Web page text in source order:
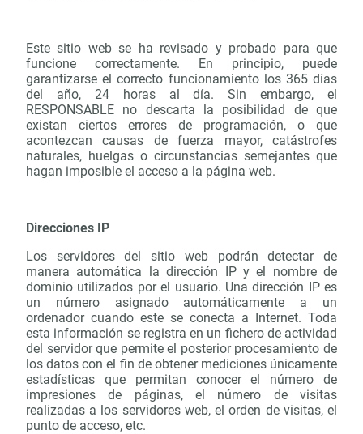
Este sitio web se ha revisado y probado para que
funcione correctamente. En principio, puede
garantizarse el correcto funcionamiento los 365 días
del año, 24 horas al día. Sin embargo, el
RESPONSABLE no descarta la posibilidad de que
existan ciertos errores de programación, o que
acontezcan causas de fuerza mayor, catástrofes
naturales, huelgas o circunstancias semejantes que
hagan imposible el acceso a la página web.
Direcciones IP
Los servidores del sitio web podrán detectar de
manera automática la dirección IP y el nombre de
dominio utilizados por el usuario. Una dirección IP es
un número asignado automáticamente a un
ordenador cuando este se conecta a Internet. Toda
esta información se registra en un fichero de actividad
del servidor que permite el posterior procesamiento de
los datos con el fin de obtener mediciones únicamente
estadísticas que permitan conocer el número de
impresiones de páginas, el número de visitas
realizadas a los servidores web, el orden de visitas, el
punto de acceso, etc.